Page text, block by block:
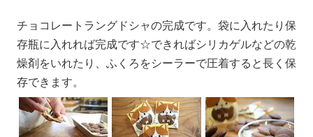
チョコレートラングドシャの完成です。袋に入れたり保
存瓶に入れれば完成です☆できればシリカゲルなどの乾
燥剤をいれたり、ふくろをシーラーで圧着すると長く保
存できます。